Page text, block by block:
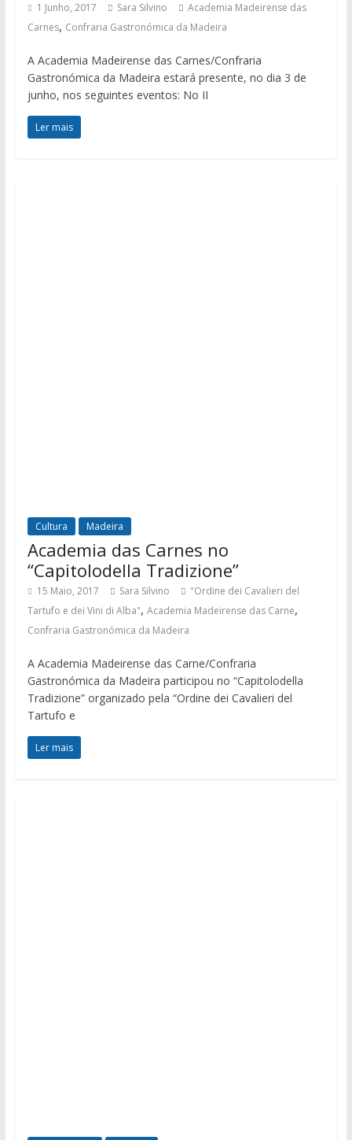
1 Junho, 2017 Sara Silvino
Academia Madeirense das
Carnes, Confraria Gastronómica da Madeira
A Academia Madeirense das Carnes/Confraria
Gastronómica da Madeira estará presente, no dia 3 de
junho, nos seguintes eventos: No II
Ler mais
Cultura Madeira
Academia das Carnes no
“Capitolodella Tradizione”
15 Maio, 2017 Sara Silvino
"Ordine dei Cavalieri del
Tartufo e dei Vini di Alba", Academia Madeirense das Carne,
Confraria Gastronómica da Madeira
A Academia Madeirense das Carne/Confraria
Gastronómica da Madeira participou no “Capitolodella
Tradizione” organizado pela “Ordine dei Cavalieri del
Tartufo e
Ler mais